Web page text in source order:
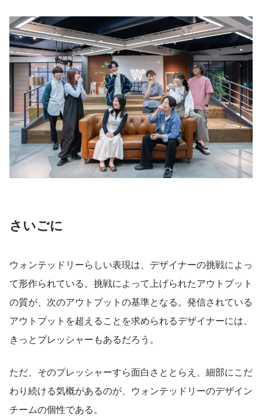
さいごに
ウォンテッドリーらしい表現は、デザイナーの挑戦によっ
て形作られている。挑戦によって上げられたアウトプット
の質が、次のアウトプットの基準となる。発信されている
アウトプットを超えることを求められるデザイナーには、
きっとプレッシャーもあるだろう。
ただ、そのプレッシャーすら面白さととらえ、細部にこだ
わり続ける気概があるのが、ウォンテッドリーのデザイン
チームの個性である。